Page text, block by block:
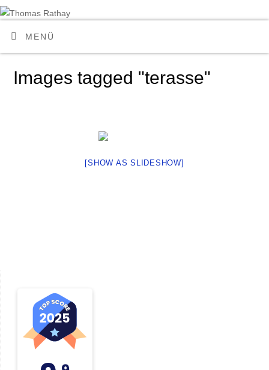
MENÜ
Images tagged "terasse"
[SHOW AS SLIDESHOW]